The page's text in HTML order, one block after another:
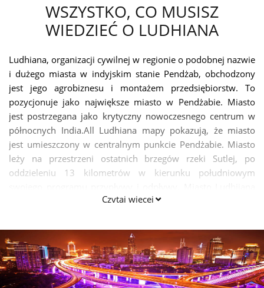
WSZYSTKO, CO MUSISZ
WIEDZIEĆ O LUDHIANA
Ludhiana, organizacji cywilnej w regionie o podobnej nazwie
i dużego miasta w indyjskim stanie Pendżab, obchodzony
jest jego agrobiznesu i montażem przedsiębiorstw. To
pozycjonuje jako największe miasto w Pendżabie. Miasto
jest postrzegana jako krytyczny nowoczesnego centrum w
północnych India.All Ludhiana mapy pokazują, że miasto
jest umieszczony w centralnym punkcie Pendżabie. Miasto
leży na przestrzeni ostatnich brzegów rzeki Sutlej, po
oddzieleniu 13 kilometrów w kierunku południowym
do jego mieszkańców, składa się z Nowego Miasta i Starego
Czytaj więcej